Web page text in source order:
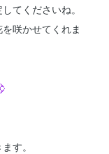
てくださいね。
咲かせてくれま
す。